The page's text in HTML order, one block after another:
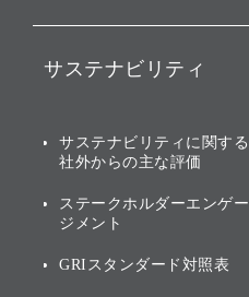
バリュー
ソフトバンクグループの歩
[AI] What dreams are made
その他
グループ企業一覧
IRカレンダー
業績・財務
アニュアルレポート
サステナビリティ
トップメッセージ
サステナビリティの考え方
サステナビリティに関する
社外からの主な評価
ステークホルダーエンゲー
ジメント
GRIスタンダード対照表